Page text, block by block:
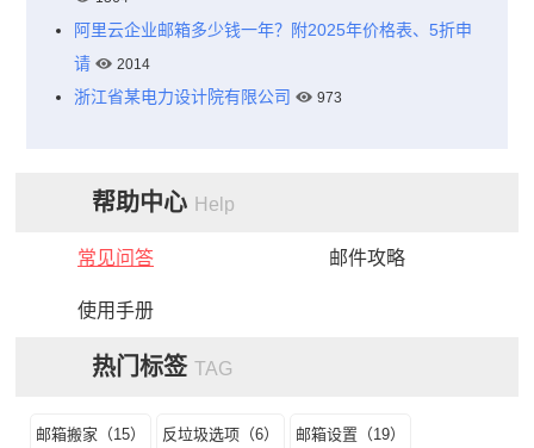
阿里云企业邮箱多少钱一年？附2025年价格表、5折申
请
2014
浙江省某电力设计院有限公司 973
帮助中心 Help
常见问答 邮件攻略
使用手册
热门标签 TAG
邮箱搬家（15） 反垃圾选项（6） 邮箱设置（19）